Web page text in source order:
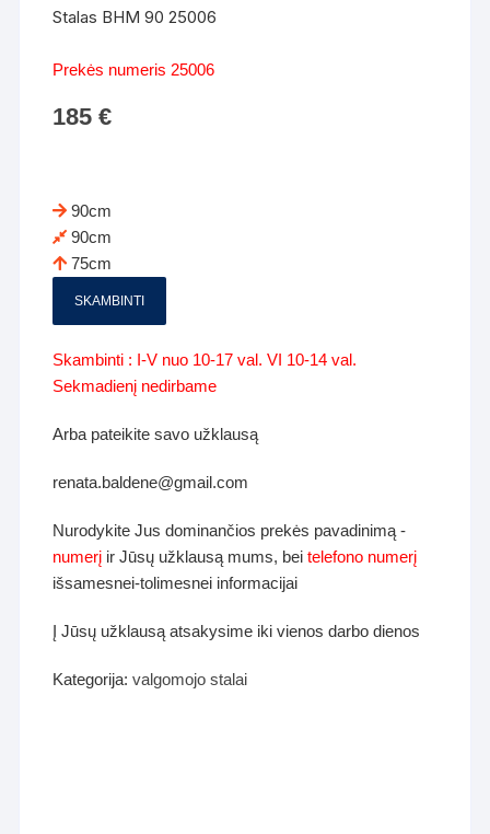
Stalas BHM 90 25006
Prekės numeris 25006
185€
90cm
90cm
75cm
SKAMBINTI
Skambinti : I-V nuo 10-17 val. VI 10-14 val.
Sekmadienį nedirbame
Arba pateikite savo užklausą
renata.baldene@gmail.com
Nurodykite Jus dominančios prekės pavadinimą -
numerį ir Jūsų užklausą mums, beitelefono numerį
išsamesnei-tolimesnei informacijai
Į Jūsų užklausą atsakysime iki vienos darbo dienos
Kategorija:valgomojo stalai